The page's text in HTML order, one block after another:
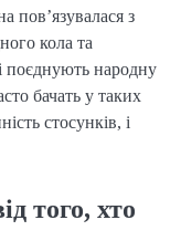
пов’язувалася з
кола та
поєднують народну
бачать у таких
стосунків, і
того, хто